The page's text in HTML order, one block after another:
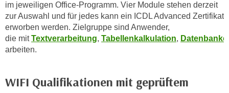
im jeweiligen Office-Programm. Vier Module stehen derzeit
zur Auswahl und für jedes kann ein ICDL Advanced Zertifikat
erworben werden. Zielgruppe sind Anwender,
die mitTextverarbeitung, Tabellenkalkulation,
arbeiten.
WIFI Qualifikationen mit geprüftem
e
r
,
d
e
D